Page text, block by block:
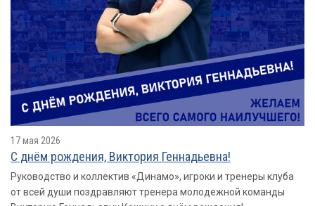
17 мая 2026
С днём рождения, Виктория Геннадьевна!
Руководство и коллектив «Динамо», игроки и тренеры клуба
от всей души поздравляют тренера молодежной команды